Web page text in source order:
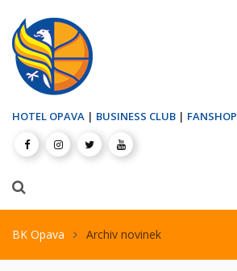
HOTEL OPAVA | BUSINESS CLUB | FANSHOP
BK Opava Archiv novinek